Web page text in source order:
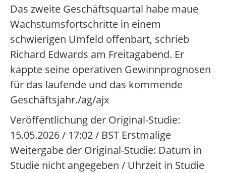
Das zweite Geschäftsquartal habe maue
Wachstumsfortschritte in einem
schwierigen Umfeld offenbart, schrieb
Richard Edwards am Freitagabend. Er
kappte seine operativen Gewinnprognosen
für das laufende und das kommende
Geschäftsjahr./ag/ajx
Veröffentlichung der Original-Studie:
15.05.2026 / 17:02 / BST Erstmalige
Weitergabe der Original-Studie: Datum in
Studie nicht angegeben / Uhrzeit in Studie